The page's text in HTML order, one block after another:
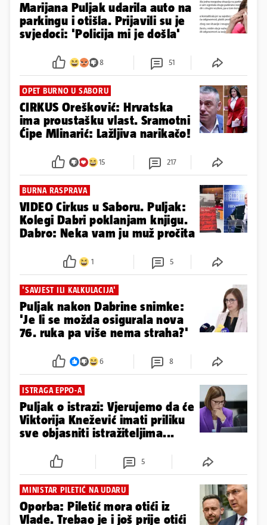
Marijana Puljak udarila auto na
parkingu i otišla. Prijavili su je
svjedoci: 'Policija mi je došla'
8 51
OPET BURNO U SABORU
CIRKUS Orešković: Hrvatska
ima proustašku vlast. Sramotni
Ćipe Mlinarić: Lažljiva narikačo!
15 217
BURNA RASPRAVA
VIDEO Cirkus u Saboru. Puljak:
Kolegi Dabri poklanjam knjigu.
Dabro: Neka vam ju muž pročita
1 5
'SAVJEST ILI KALKULACIJA'
Puljak nakon Dabrine snimke:
'Je li se možda osigurala nova
76. ruka pa više nema straha?'
6 8
ISTRAGA EPPO-A
Puljak o istrazi: Vjerujemo da će
Viktorija Knežević imati priliku
sve objasniti istražiteljima...
5
MINISTAR PILETIĆ NA UDARU
Oporba: Piletić mora otići iz
Vlade. Trebao je i još prije otići